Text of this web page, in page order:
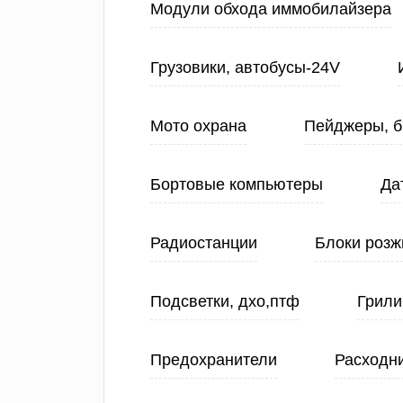
Модули обхода иммобилайзера
Грузовики, автобусы-24V
Мото охрана Пейджеры,
Бортовые компьютеры
Радиостанции Блоки
Подсветки, дхо,птф
Предохранители